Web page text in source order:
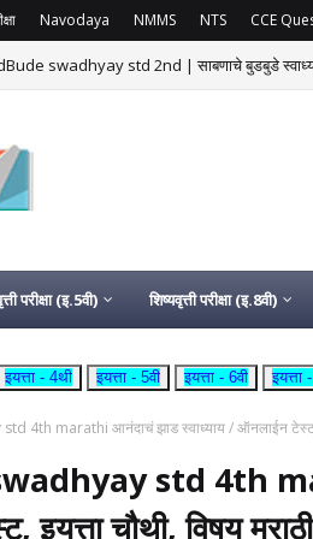
Navodaya NMMS NTS CCE
swadhyay std 2nd | साबणाचे बुडबुडे
परीक्षा (इ.5वी) शिष्यवृत्ती परीक्षा (इ.8वी)
इयत्ता - 4थी इयत्ता - 5वी इयत्ता - 6वी इयत्ता
4th marathi आनंदाचं झाड स्वाध्याय / ऑनलाईन टेस्ट,
std 4th
चौथी, विषय मराठी